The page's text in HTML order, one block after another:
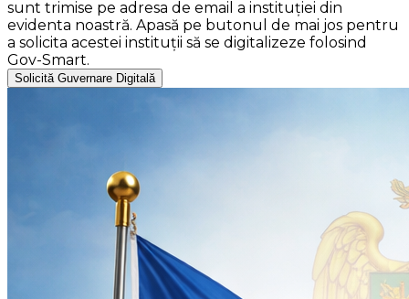
sunt trimise pe adresa de email a instituției din
evidenta noastră. Apasă pe butonul de mai jos pentru
a solicita acestei instituții să se digitalizeze folosind
Gov-Smart.
Solicită Guvernare Digitală